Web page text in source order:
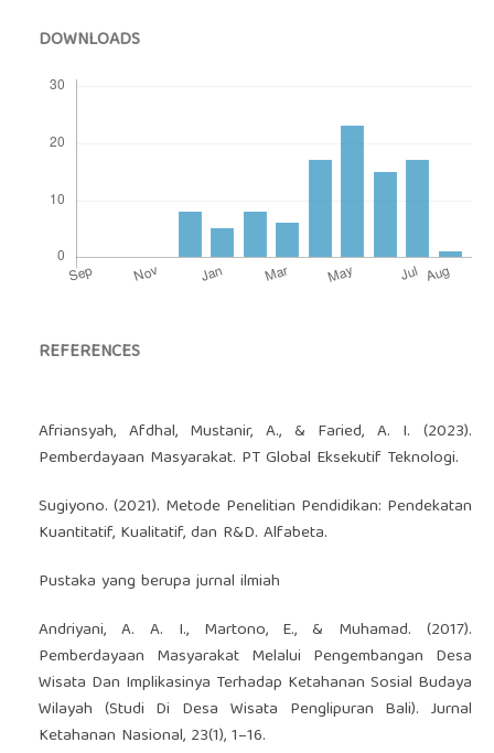
DOWNLOADS
REFERENCES
Afriansyah, Afdhal, Mustanir, A., & Faried, A. I. (2023).
Pemberdayaan Masyarakat. PT Global Eksekutif Teknologi.
Sugiyono. (2021). Metode Penelitian Pendidikan: Pendekatan
Kuantitatif, Kualitatif, dan R&D. Alfabeta.
Pustaka yang berupa jurnal ilmiah
Andriyani, A. A. I., Martono, E., & Muhamad. (2017).
Pemberdayaan Masyarakat Melalui Pengembangan Desa
Wisata Dan Implikasinya Terhadap Ketahanan Sosial Budaya
Wilayah (Studi Di Desa Wisata Penglipuran Bali). Jurnal
Ketahanan Nasional, 23(1), 1–16.